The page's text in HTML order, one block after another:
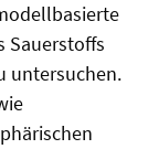
Sauerstoffs
untersuchen.